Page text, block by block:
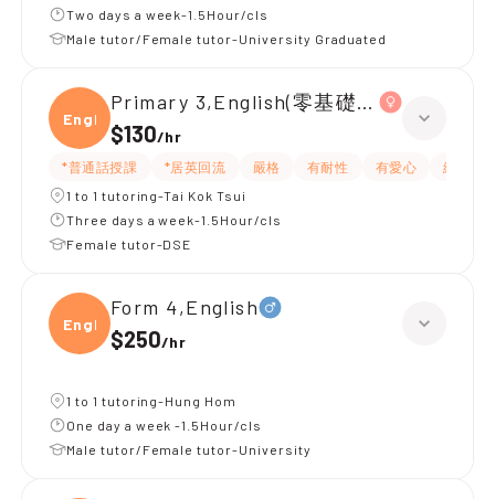
Two days a week-1.5Hour/cls
Male tutor/Female tutor-University Graduated
Engli
Primary 3,English(零基礎, 會話)
$130/hr
*普通話授課 *居英回流 嚴格 有耐性 有愛心
細心
1 to 1 tutoring-Tai Kok Tsui
Three days a week-1.5Hour/cls
Female tutor-DSE
Engli
Form 4,English
$250/hr
1 to 1 tutoring-Hung Hom
One day a week -1.5Hour/cls
Male tutor/Female tutor-University